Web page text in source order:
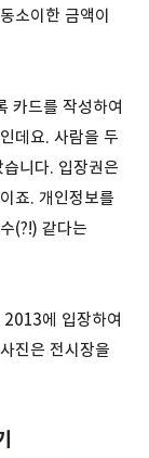
소이한 금액이
카드를 작성하여
데요. 사람을 두
니다. 입장권은
죠. 개인정보를
(?!) 같다는
2013에 입장하여
진은 전시장을